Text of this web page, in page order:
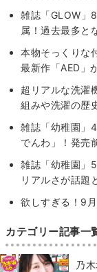
雑誌「GLOW」
属！過去最多と
本物そっくりな
最新作「AED」
超リアルな洗濯
組みや洗濯の歴
雑誌「幼稚園」
でんわ」！発売
雑誌「幼稚園」
リアルさが話題
欲しすぎる！9
カテゴリー記事一
乃